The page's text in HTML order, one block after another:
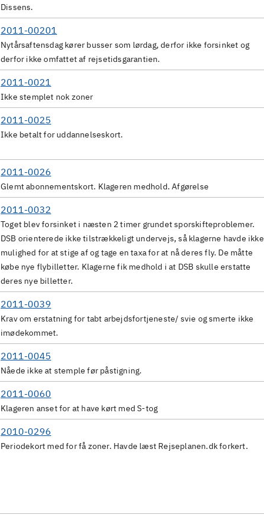
Dissens.
2011-00201
Nytårsaftensdag kører busser som lørdag, derfor ikke forsinket og
derfor ikke omfattet af rejsetidsgarantien.
2011-0021
Ikke stemplet nok zoner
2011-0025
Ikke betalt for uddannelseskort.
2011-0026
Glemt abonnementskort. Klageren medhold. Afgørelse
2011-0032
Toget blev forsinket i næsten 2 timer grundet sporskifteproblemer.
DSB orienterede ikke tilstrækkeligt undervejs, så klagerne havde ikke
mulighed for at stige af og tage en taxa for at nå deres fly. De måtte
købe nye flybilletter. Klagerne fik medhold i at DSB skulle erstatte
deres nye billetter.
2011-0039
Krav om erstatning for tabt arbejdsfortjeneste/ svie og smerte ikke
imødekommet.
2011-0045
Nåede ikke at stemple før påstigning.
2011-0060
Klageren anset for at have kørt med S-tog
2010-0296
Periodekort med for få zoner. Havde læst Rejseplanen.dk forkert.